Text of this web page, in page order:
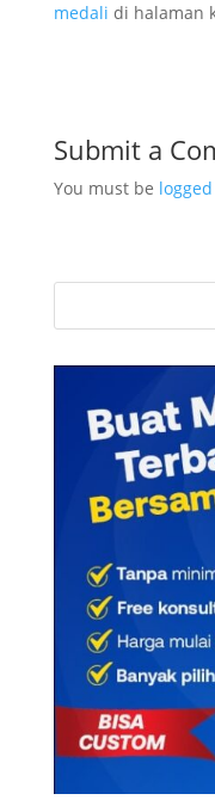
medali di halaman
Submit a
You must be